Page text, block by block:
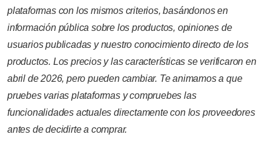
plataformas con los mismos criterios, basándonos en
información pública sobre los productos, opiniones de
usuarios publicadas y nuestro conocimiento directo de los
productos. Los precios y las características se verificaron en
abril de 2026, pero pueden cambiar. Te animamos a que
pruebes varias plataformas y compruebes las
funcionalidades actuales directamente con los proveedores
antes de decidirte a comprar.